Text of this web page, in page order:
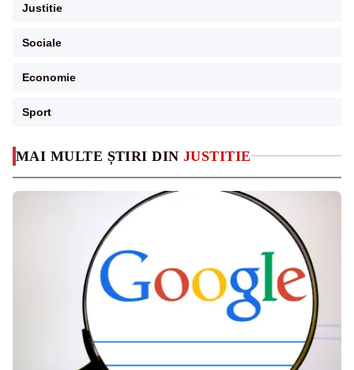
MAI MULTE ȘTIRI DIN JUSTITIE
Justitie
Sociale
Economie
Sport